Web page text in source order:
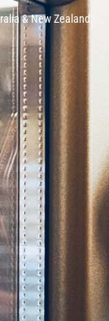
& New Zealand.